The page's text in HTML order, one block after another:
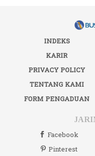
INDEKS
KARIR
PRIVACY POLICY
TENTANG KAMI
FORM PENGADUAN
Facebook
Pinterest